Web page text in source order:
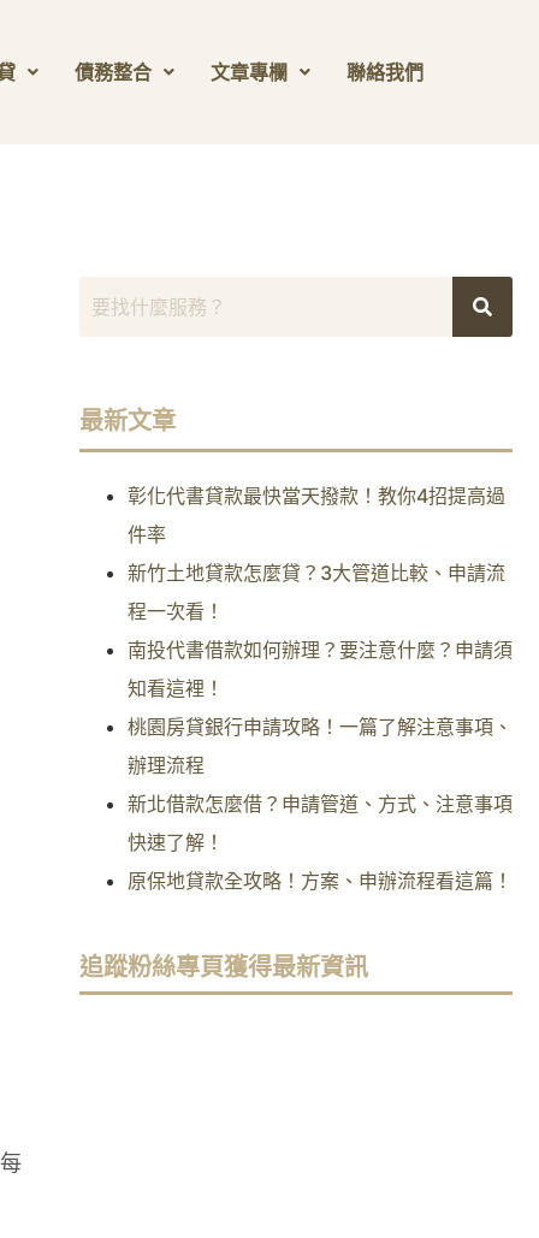
債務整合 文章專欄 聯絡我們
最新文章
彰化代書貸款最快當天撥款！教你4招提高過
件率
新竹土地貸款怎麼貸？3大管道比較、申請流
程一次看！
南投代書借款如何辦理？要注意什麼？申請須
知看這裡！
桃園房貸銀行申請攻略！一篇了解注意事項、
辦理流程
新北借款怎麼借？申請管道、方式、注意事項
快速了解！
原保地貸款全攻略！方案、申辦流程看這篇！
追蹤粉絲專頁獲得最新資訊